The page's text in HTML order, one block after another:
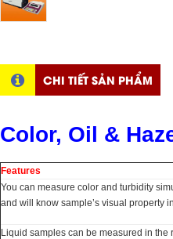
CHI TIẾT SẢN PHẨM
Color, Oil &
Features
You can measure color and turbidity
and will know sample’s visual property
Liquid samples can be measured in the